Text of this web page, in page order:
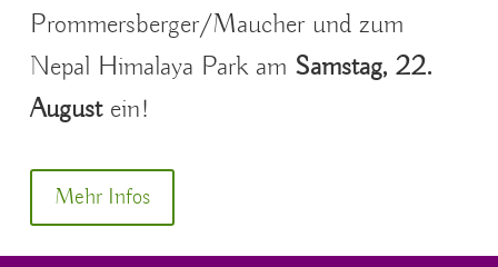
Prommersberger/Maucher und zum
Nepal Himalaya Park am Samstag, 22.
Augustein!
Mehr Infos